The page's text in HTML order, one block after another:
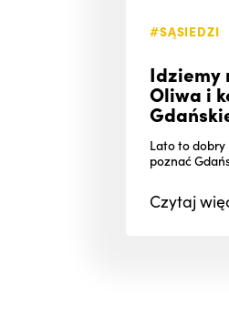
#SĄSIEDZI
Idziemy
Oliwa i
Lato to
poznać
Czytaj